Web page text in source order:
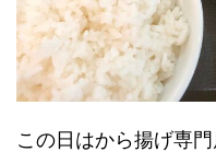
この日はから揚げ専